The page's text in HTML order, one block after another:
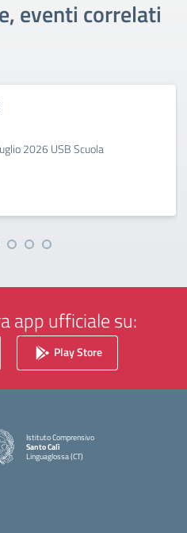
eventi correlati
2026 USB Scuola
app ufficiale su:
Play Store
Istituto Comprensivo
Santo Calì
Linguaglossa (CT)
— Visita la pagina iniziale della scuola